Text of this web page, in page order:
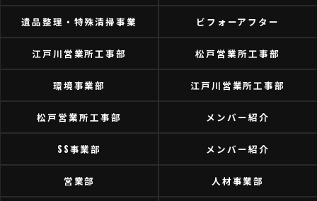
遺品整理・特殊清掃事業 ビフォーアフター
江戸川営業所工事部 松戸営業所工事部
環境事業部 江戸川営業所工事部
松戸営業所工事部 メンバー紹介
SS事業部 メンバー紹介
営業部 人材事業部